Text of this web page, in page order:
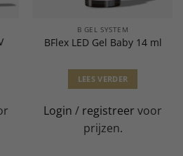
B GEL SYSTEM
BFlex LED Gel Baby 14 ml
LEES VERDER
Login / registreer voor
prijzen.